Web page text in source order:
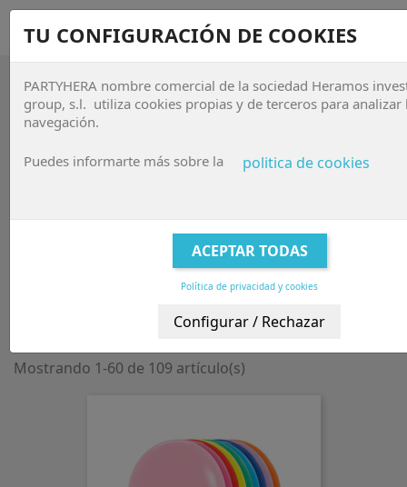

R12 SEMPERTEX LISOS DE COLORES
Globos de látexde colores,de la marcaSempertex, De 12
helio. Globo de tamaño "común" o estándard. Son de la
y están disponibles en diferentes
globos metalizados
 FILTRAR
Mostrando 1-60 de 109 artículo(s)
TU CONFIGURACIÓN DE COOKIES
PARTYHERA nombre comercial de la sociedad Heramos
group, s.l. utiliza cookies propias y de terceros para analizar
navegación.
Puedes informarte más sobre la politica de cookies
Política de privacidad y cookies